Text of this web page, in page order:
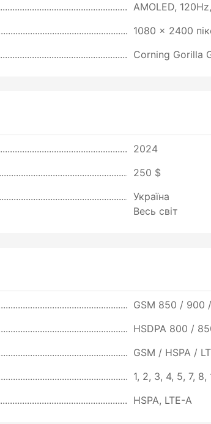
AMOLED,
1080 x 2400
Corning Gorilla
2024
250 $
Україна
Весь світ
GSM 850 / 900
HSDPA 800 /
GSM / HSPA /
1, 2, 3, 4, 5, 7,
HSPA, LTE-A